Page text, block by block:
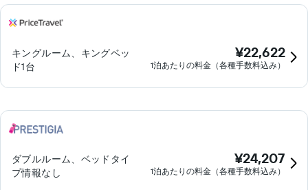
キングルーム、キングベッ
ド1台
¥22,622
1泊あたりの料金（各種手数料込み）
ダブルルーム、ベッドタイ
プ情報なし
¥24,207
1泊あたりの料金（各種手数料込み）